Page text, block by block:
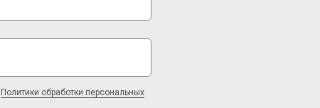
Политики обработки персональных